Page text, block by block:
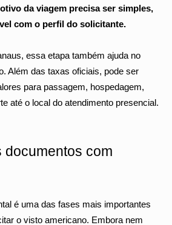
da viagem precisa ser simples,
com o perfil do solicitante.
essa etapa também ajuda no
Além das taxas oficiais, pode ser
para passagem, hospedagem,
até o local do atendimento presencial.
documentos com
é uma das fases mais importantes
o visto americano. Embora nem